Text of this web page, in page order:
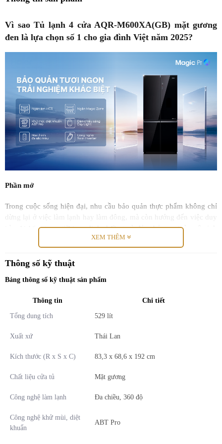
Vì sao Tủ lạnh 4 cửa AQR-M600XA(GB) mặt gương
đen là lựa chọn số 1 cho gia đình Việt năm 2025?
Phần mở
Trong cuộc sống hiện đại, nhu cầu bảo quản thực phẩm không chỉ
dừng lại ở việc làm lạnh hay làm đông, mà còn hướng đến việc duy
trì sự tươi ngon, giữ trọn dinh dưỡng và đảm bảo an toàn vệ sinh
thực phẩm. Nhiều gia đình Việt gặp tình trạng rau củ nhanh héo, thịt
cá dễ lẫn mùi hoặc tiêu tốn điện năng khi sử dụng tủ lạnh truyền
thống. Giải pháp tối ưu nằm ở Tủ lạnh 4 cửa AQR-M600XA(GB)
nghệ tiên tiến giúp giải quyết triệt để những vấn đề trên.
XEM THÊM
Thông số kỹ thuật
Bảng thông số kỹ thuật sản phẩm
Thông tin Chi tiết
Tổng dung tích 529 lít
Xuất xứ Thái Lan
Kích thước (R x S x C) 83,3 x 68,6 x 192 cm
Chất liệu cửa tủ Mặt gương
Công nghệ làm lạnh Đa chiều, 360 độ
Công nghệ khử mùi, diệt
khuẩn
ABT Pro